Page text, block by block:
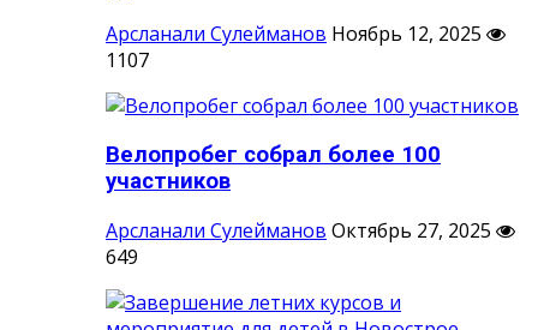
Арсланали Сулейманов Ноябрь 12, 2025
1107
Велопробег собрал более 100
участников
Арсланали Сулейманов Октябрь 27, 2025
649